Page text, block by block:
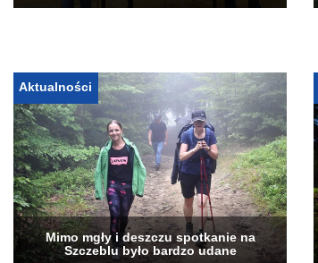
Aktualności
Mimo mgły i deszczu spotkanie na
Szczeblu było bardzo udane